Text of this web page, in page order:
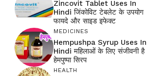
Zincovit Tablet Uses In
Hindi जिंकोविट टेबलेट के उपयोग
फायदे और साइड इफेक्ट
MEDICINES
Hempushpa Syrup Uses In
Hindi महिलाओं के लिए संजीवनी है
हेमपुष्पा सिरप
HEALTH